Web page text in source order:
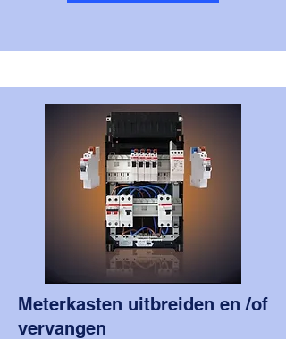
Meterkasten uitbreiden en /of
vervangen